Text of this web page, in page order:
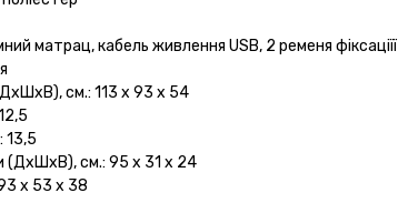
матрац, кабель живлення USB, 2 ременя
см.: 113 х 93 х 54
13,5
(ДхШхВ), см.: 95 х 31 х 24
x 53 x 38